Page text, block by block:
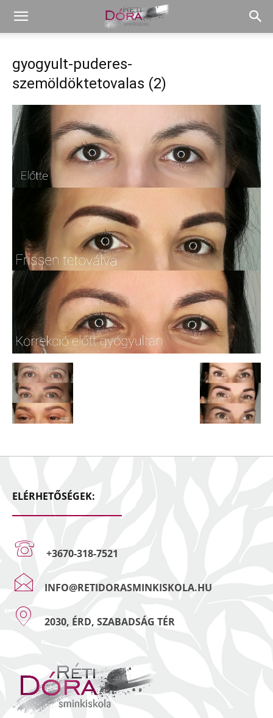
gyogyult-puderes-
szemöldöktetovalas (2)
ELÉRHETŐSÉGEK:
+3670-318-7521
INFO@RETIDORASMINKISKOLA.HU
2030, ÉRD, SZABADSÁG TÉR